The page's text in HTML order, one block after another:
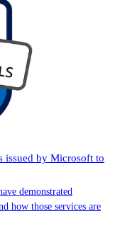
issued by Microsoft to
demonstrated
how those services are